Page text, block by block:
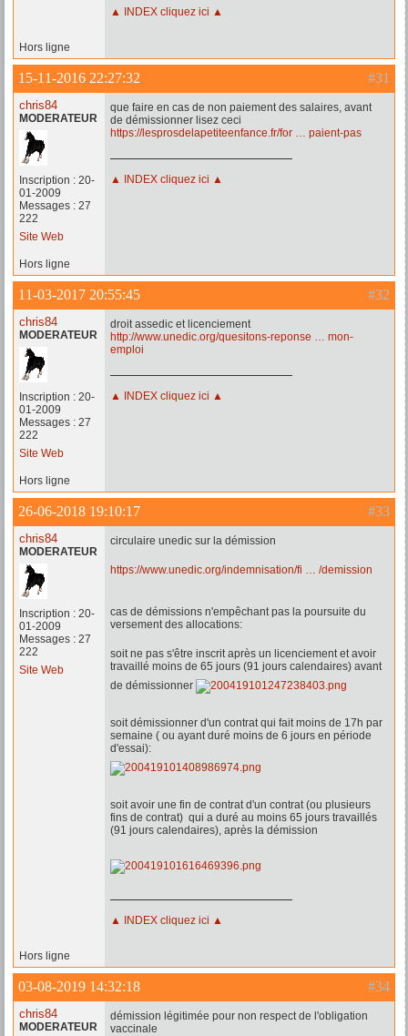
▲ INDEX cliquez ici ▲
Hors ligne
#31
15-11-2016 22:27:32
chris84
MODERATEUR
Inscription : 20-
01-2009
Messages : 27
222
Site Web
que faire en cas de non paiement des salaires, avant
de démissionner lisez ceci
https://lesprosdelapetiteenfance.fr/for … paient-pas
▲ INDEX cliquez ici ▲
Hors ligne
#32
11-03-2017 20:55:45
chris84
MODERATEUR
Inscription : 20-
01-2009
Messages : 27
222
Site Web
droit assedic et licenciement
http://www.unedic.org/quesitons-reponse … mon-
emploi
▲ INDEX cliquez ici ▲
Hors ligne
#33
26-06-2018 19:10:17
chris84
MODERATEUR
Inscription : 20-
01-2009
Messages : 27
222
Site Web
circulaire unedic sur la démission
https://www.unedic.org/indemnisation/fi … /demission
cas de démissions n'empêchant pas la poursuite du
versement des allocations:
soit ne pas s'être inscrit après un licenciement et avoir
travaillé moins de 65 jours (91 jours calendaires) avant
de démissionner
soit démissionner d'un contrat qui fait moins de 17h par
semaine ( ou ayant duré moins de 6 jours en période
d'essai):
soit avoir une fin de contrat d'un contrat (ou plusieurs
fins de contrat) qui a duré au moins 65 jours travaillés
(91 jours calendaires), après la démission
▲ INDEX cliquez ici ▲
Hors ligne
#34
03-08-2019 14:32:18
chris84
MODERATEUR
démission légitimée pour non respect de l'obligation
vaccinale